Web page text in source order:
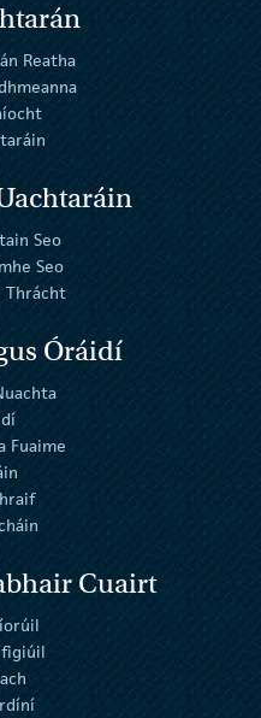
Reatha
Seo
Seo
Thrácht
Óráidí
Fuaime
Cuairt